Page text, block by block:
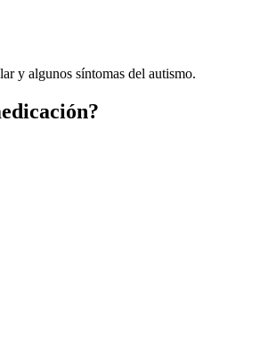
y algunos síntomas del autismo.